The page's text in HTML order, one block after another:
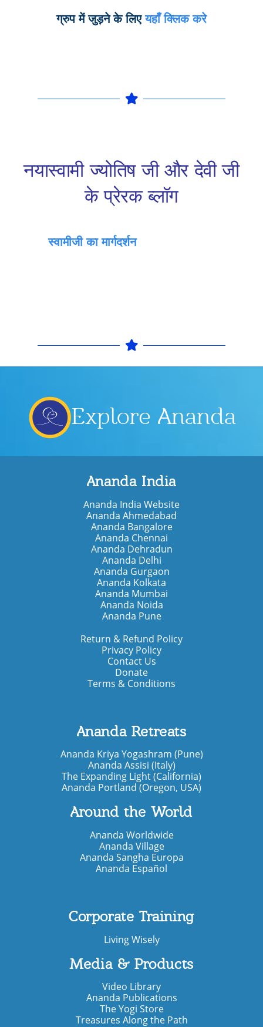
ग्रुप में जुड़ने के लिएयहाँ क्लिक करे
नयास्वामी ज्योतिष जी और देवी जी
के प्रेरक ब्लॉग
स्वामीजी का मार्गदर्शन
जन्मदिन की बधाई हो, स्वामीजी
Explore Ananda
Ananda India
Ananda India Website
Ananda Ahmedabad
Ananda Bangalore
Ananda Chennai
Ananda Dehradun
Ananda Delhi
Ananda Gurgaon
Ananda Kolkata
Ananda Mumbai
Ananda Noida
Ananda Pune
Return & Refund Policy
Privacy Policy
Contact Us
Donate
Terms & Conditions
Ananda Retreats
Ananda Kriya Yogashram (Pune)
Ananda Assisi (Italy)
The Expanding Light (California)
Ananda Portland (Oregon, USA)
Around the World
Ananda Worldwide
Ananda Village
Ananda Sangha Europa
Ananda Español
Corporate Training
Living Wisely
Media & Products
Video Library
Ananda Publications
The Yogi Store
Treasures Along the Path